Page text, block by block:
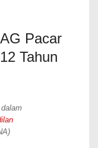
Pacar
Tahun